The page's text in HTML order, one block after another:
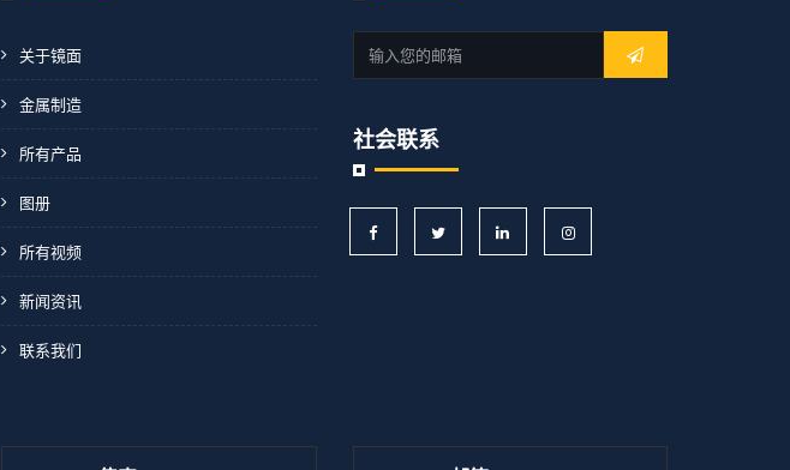
关于镜面
金属制造
所有产品
图册
所有视频
新闻资讯
联系我们
社会联系